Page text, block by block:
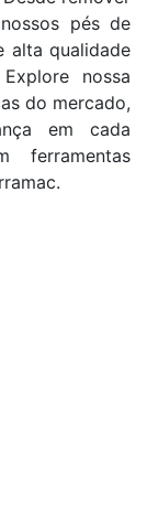
pés de
alta qualidade
nossa
do mercado,
em cada
ferramentas